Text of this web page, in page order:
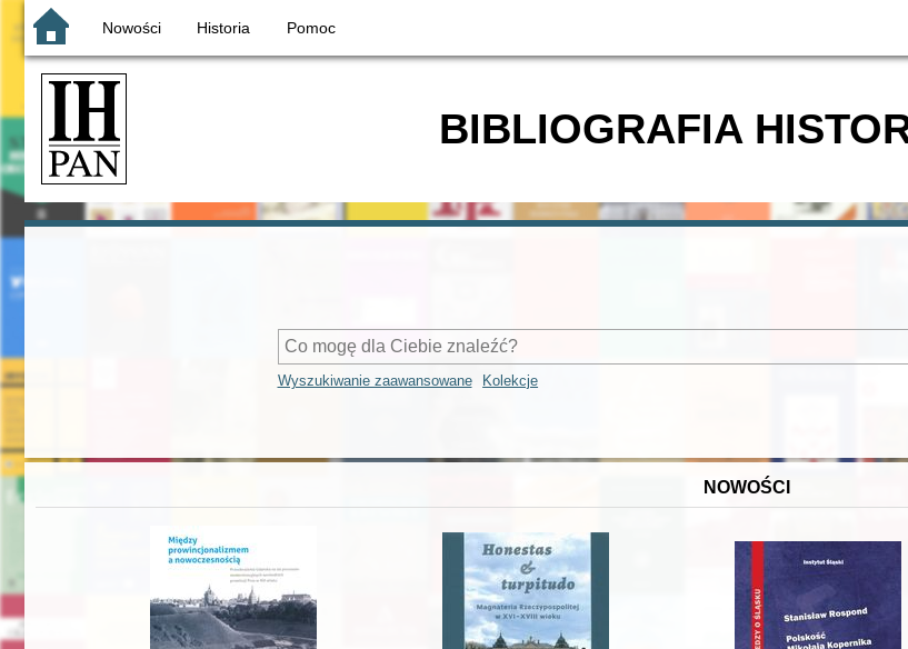
Nowości Historia Pomoc
BIBLIOGRAFIA
Wyszukiwanie zaawansowane Kolekcje
NOWOŚCI